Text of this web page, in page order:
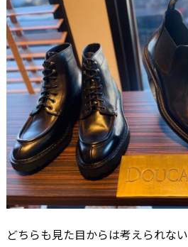
どちらも見た目からは考えられない